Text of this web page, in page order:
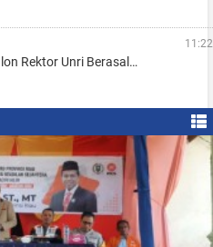
11:22
Rektor Unri Berasal…